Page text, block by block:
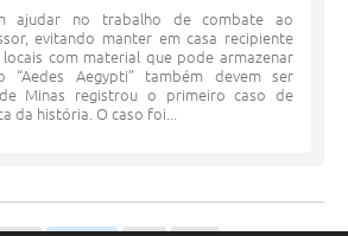
ajudar no trabalho de combate ao
evitando manter em casa recipiente
com material que pode armazenar
Aegypti” também devem ser
de Minas registrou o primeiro caso de
da história. O caso foi...